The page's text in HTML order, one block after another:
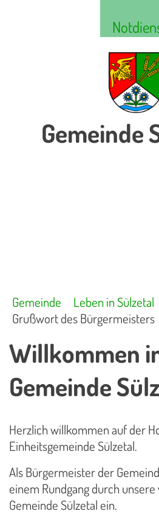
Gemeinde
Gemeinde
Leben in Sülzetal
Grußwort des Bürgermeisters
Willkommen
Gemeinde
Herzlich willkommen auf der
Einheitsgemeinde Sülzetal.
Als Bürgermeister der
einem Rundgang durch
Gemeinde Sülzetal ein.